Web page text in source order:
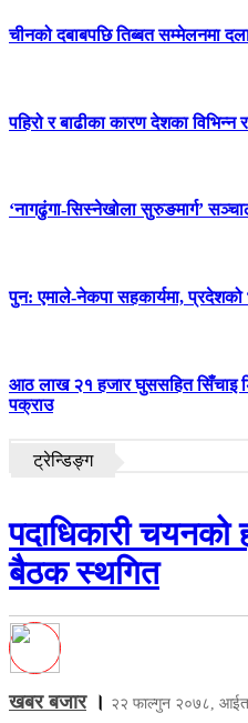
चीनको दबाबपछि तिब्बत सम्मेलनमा
पहिरो र बाढीका कारण देशका विभिन्न
‘नागढुंगा-सिस्नेखोला सुरुङमार्ग’
पुन: एमाले-नेकपा सहकार्यमा,
आठ लाख २१ हजार घुससहित सिँचाइ
पक्राउ
ट्रेन्डिङ्ग
पदाधिकारी चयनको
बैठक स्थगित
खबर बजार। २२ फाल्गुन २०७८,